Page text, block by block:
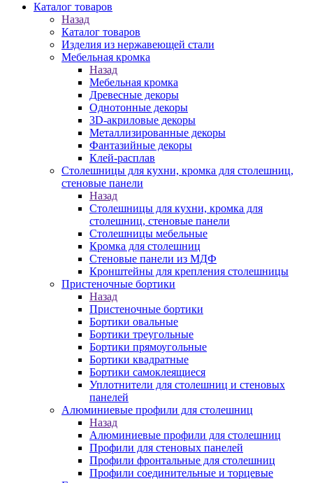
Каталог товаров
Назад
Каталог товаров
Изделия из нержавеющей стали
Мебельная кромка
Назад
Мебельная кромка
Древесные декоры
Однотонные декоры
3D-акриловые декоры
Металлизированные декоры
Фантазийные декоры
Клей-расплав
Столешницы для кухни, кромка для столешниц,
стеновые панели
Назад
Столешницы для кухни, кромка для
столешниц, стеновые панели
Столешницы мебельные
Кромка для столешниц
Стеновые панели из МДФ
Кронштейны для крепления столешницы
Пристеночные бортики
Назад
Пристеночные бортики
Бортики овальные
Бортики треугольные
Бортики прямоугольные
Бортики квадратные
Бортики самоклеящиеся
Уплотнители для столешниц и стеновых
панелей
Алюминиевые профили для столешниц
Назад
Алюминиевые профили для столешниц
Профили для стеновых панелей
Профили фронтальные для столешниц
Профили соединительные и торцевые